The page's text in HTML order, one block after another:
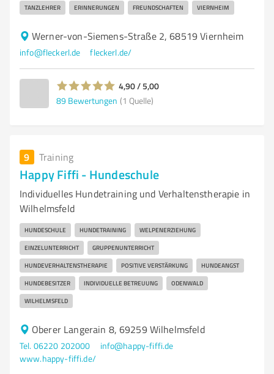
TANZLEHRER ERINNERUNGEN FREUNDSCHAFTEN VIERNHEIM
Werner-von-Siemens-Straße 2, 68519 Viernheim
info@fleckerl.de fleckerl.de/
4,90 / 5,00
89 Bewertungen (1 Quelle)
9 Training
Happy Fiffi - Hundeschule
Individuelles Hundetraining und Verhaltenstherapie in
Wilhelmsfeld
HUNDESCHULE HUNDETRAINING WELPENERZIEHUNG
EINZELUNTERRICHT GRUPPENUNTERRICHT
HUNDEVERHALTENSTHERAPIE POSITIVE VERSTÄRKUNG HUNDEANGST
HUNDEBESITZER INDIVIDUELLE BETREUUNG ODENWALD
WILHELMSFELD
Oberer Langerain 8, 69259 Wilhelmsfeld
Tel. 06220 202000
info@happy-fiffi.de
www.happy-fiffi.de/